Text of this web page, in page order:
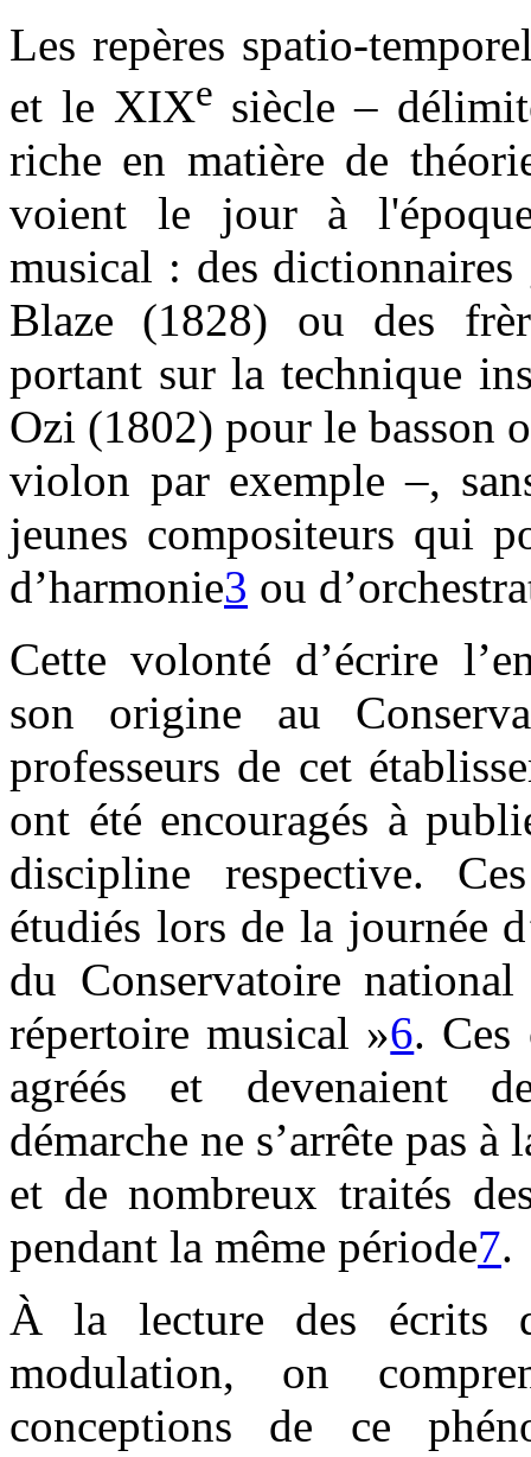
Les repères spatio-
et le XIXe siècle –
riche en matière de
voient le jour à
musical : des
Blaze (1828) ou des
portant sur la technique
Ozi (1802) pour le basson
violon par exemple –,
jeunes compositeurs qui
d’harmonie3 ou
Cette volonté d’écrire
son origine au
professeurs de cet
ont été encouragés à
discipline respective.
étudiés lors de la journée
du Conservatoire
répertoire musical »6. Ces
agréés et devenaient
démarche ne s’arrête pas
et de nombreux traités
pendant la même période7.
À la lecture des écrits
modulation, on
conceptions de ce